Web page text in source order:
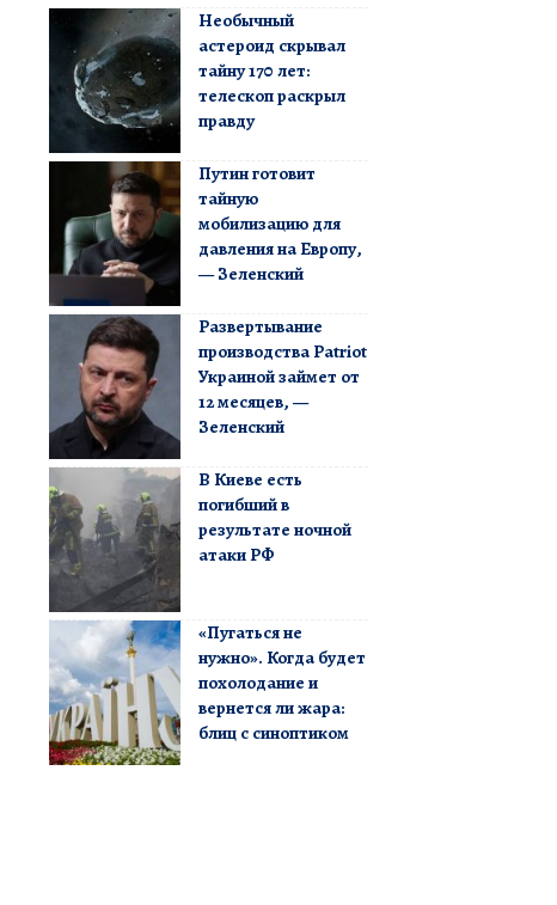
Необычный
астероид скрывал
тайну 170 лет:
телескоп раскрыл
правду
Путин готовит
тайную
мобилизацию для
давления на Европу,
— Зеленский
Развертывание
производства Patriot
Украиной займет от
12 месяцев, —
Зеленский
В Киеве есть
погибший в
результате ночной
атаки РФ
«Пугаться не
нужно». Когда будет
похолодание и
вернется ли жара:
блиц с синоптиком